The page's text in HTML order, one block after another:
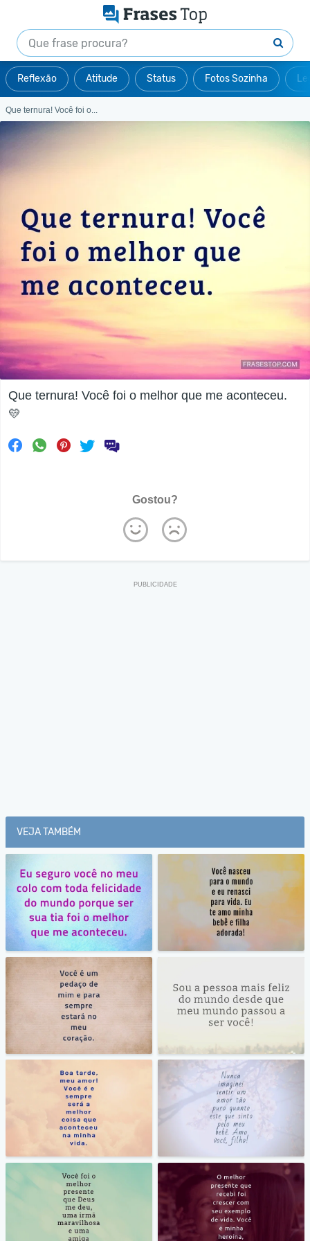
Reflexão Atitude Status Fotos Sozinha
Que ternura! Você foi o...
Que ternura! Você foi o melhor que me aconteceu.
💛
Gostou?
VEJA TAMBÉM